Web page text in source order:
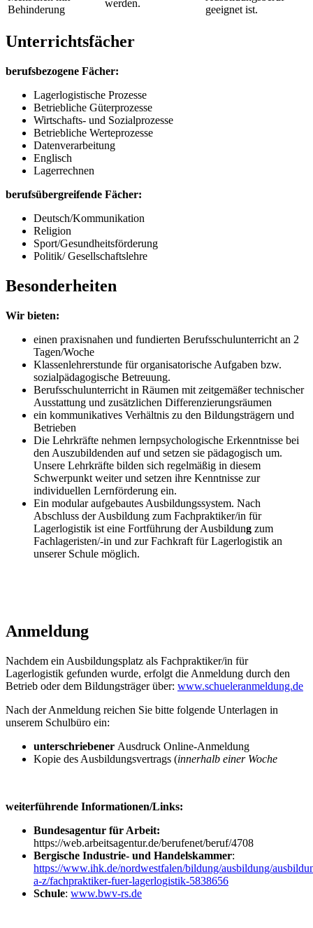
Behinderung
werden.
geeignet ist.
Unterrichtsfächer
berufsbezogene Fächer:
Lagerlogistische Prozesse
Betriebliche Güterprozesse
Wirtschafts- und Sozialprozesse
Betriebliche Werteprozesse
Datenverarbeitung
Englisch
Lagerrechnen
berufsübergreifende Fächer:
Deutsch/Kommunikation
Religion
Sport/Gesundheitsförderung
Politik/ Gesellschaftslehre
Besonderheiten
Wir bieten:
einen praxisnahen und fundierten Berufsschulunterricht an 2
Tagen/Woche
Klassenlehrerstunde für organisatorische Aufgaben bzw.
sozialpädagogische Betreuung.
Berufsschulunterricht in Räumen mit zeitgemäßer technischer
Ausstattung und zusätzlichen Differenzierungsräumen
ein kommunikatives Verhältnis zu den Bildungsträgern und
Betrieben
Die Lehrkräfte nehmen lernpsychologische Erkenntnisse bei
den Auszubildenden auf und setzen sie pädagogisch um.
Unsere Lehrkräfte bilden sich regelmäßig in diesem
Schwerpunkt weiter und setzen ihre Kenntnisse zur
individuellen Lernförderung ein.
Ein modular aufgebautes Ausbildungssystem. Nach
Abschluss der Ausbildung zum Fachpraktiker/in für
Lagerlogistik ist eine Fortführung der Ausbildung zum
Fachlageristen/-in und zur Fachkraft für Lagerlogistik an
unserer Schule möglich.
Anmeldung
Nachdem ein Ausbildungsplatz als Fachpraktiker/in für
Lagerlogistik gefunden wurde, erfolgt die Anmeldung durch den
Betrieb oder dem Bildungsträger über: www.schueleranmeldung.de
Nach der Anmeldung reichen Sie bitte folgende Unterlagen in
unserem Schulbüro ein:
unterschriebener Ausdruck Online-Anmeldung
Kopie des Ausbildungsvertrags (innerhalb einer Woche
weiterführende Informationen/Links:
Bundesagentur für Arbeit:
https://web.arbeitsagentur.de/berufenet/beruf/4708
Bergische Industrie- und Handelskammer:
https://www.ihk.de/nordwestfalen/bildung/ausbildung/
a-z/fachpraktiker-fuer-lagerlogistik-5838656
Schule: www.bwv-rs.de